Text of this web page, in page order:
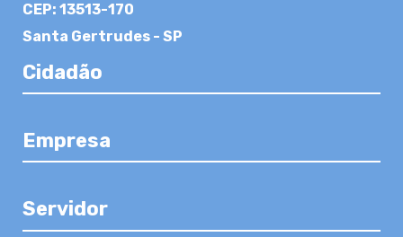
CEP: 13513-170
Santa Gertrudes - SP
Cidadão
Empresa
Servidor